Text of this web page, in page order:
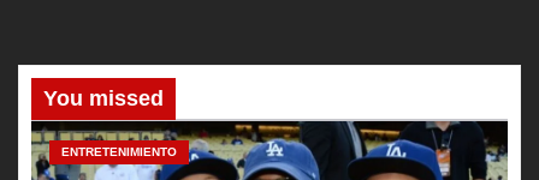
You missed
ENTRETENIMIENTO